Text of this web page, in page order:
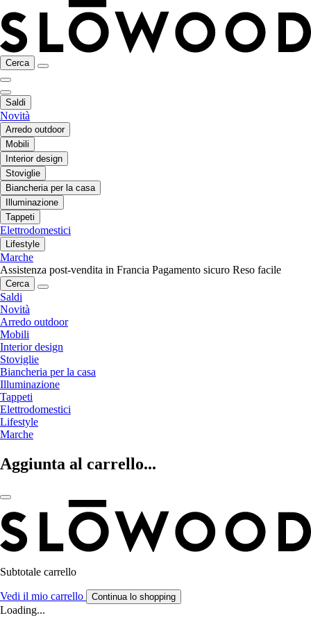
Cerca
Saldi
Novità
Arredo outdoor
Mobili
Interior design
Stoviglie
Biancheria per la casa
Illuminazione
Tappeti
Elettrodomestici
Lifestyle
Marche
Assistenza post-vendita in Francia Pagamento sicuro Reso facile
Cerca
Saldi
Novità
Arredo outdoor
Mobili
Interior design
Stoviglie
Biancheria per la casa
Illuminazione
Tappeti
Elettrodomestici
Lifestyle
Marche
Aggiunta al carrello...
Subtotale carrello
Vedi il mio carrello Continua lo shopping
Loading...